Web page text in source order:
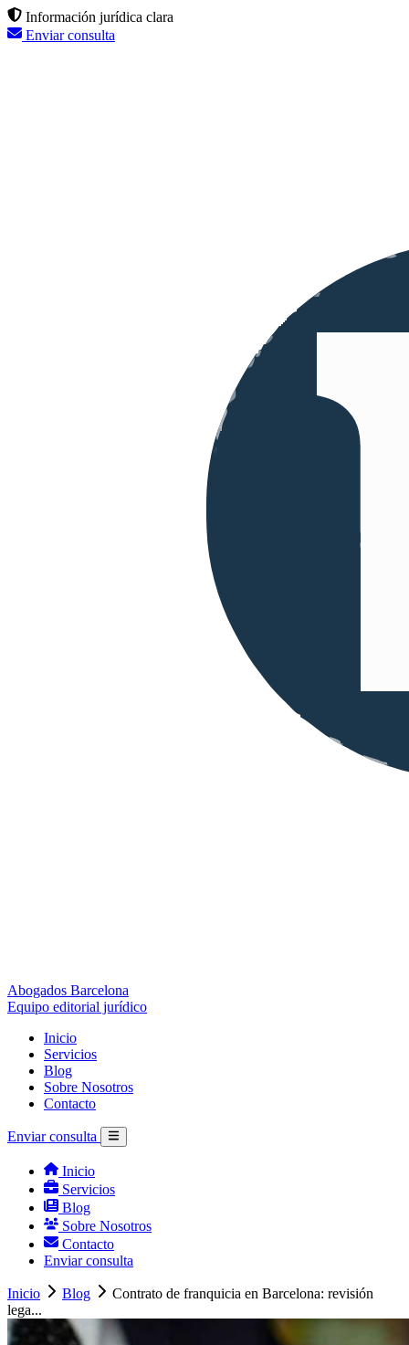
Información jurídica clara
Enviar consulta
Abogados Barcelona
Equipo editorial jurídico
Inicio
Servicios
Blog
Sobre Nosotros
Contacto
Enviar consulta
Inicio
Servicios
Blog
Sobre Nosotros
Contacto
Enviar consulta
Inicio Blog
Contrato de franquicia en Barcelona: revisión
lega...